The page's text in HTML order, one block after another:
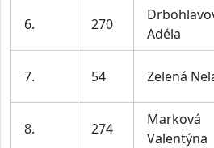
6. 270
Adéla
7. 54 Zelená
8. 274
Marková
Valentýna